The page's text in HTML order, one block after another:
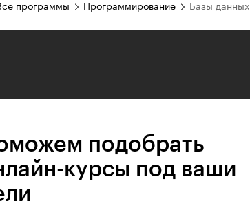
программы Программирование Базы данных
подобрать
курсы под ваши